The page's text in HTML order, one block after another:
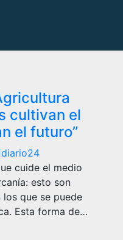
cultivan el
el futuro”
diario24
cuide el medio
esto son
que se puede
Esta forma de…